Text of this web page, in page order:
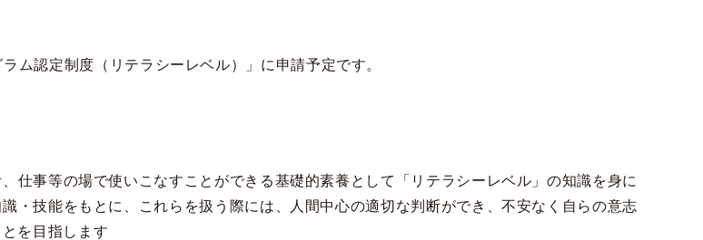
ム認定制度（リテラシーレベル）」に申請予定です。
仕事等の場で使いこなすことができる基礎的素養として「リテラシーレベル」の知識を身に
・技能をもとに、これらを扱う際には、人間中心の適切な判断ができ、不安なく自らの意志
を目指します